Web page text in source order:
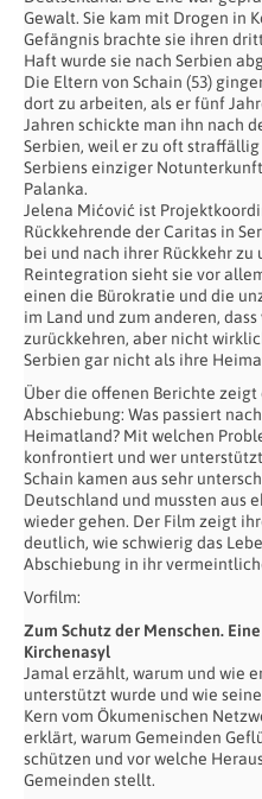
Gewalt. Sie kam mit Drogen in
Gefängnis brachte sie ihren
Haft wurde sie nach Serbien
Die Eltern von Schain (53)
dort zu arbeiten, als er fünf
Jahren schickte man ihn nach
Serbien, weil er zu oft
Serbiens einziger
Palanka.
Jelena Mićović ist
Rückkehrende der Caritas in
bei und nach ihrer Rückkehr zu
Reintegration sieht sie vor
einen die Bürokratie und die
im Land und zum anderen,
zurückkehren, aber nicht
Serbien gar nicht als ihre
Über die offenen Berichte zeigt
Abschiebung: Was passiert
Heimatland? Mit welchen
konfrontiert und wer
Schain kamen aus sehr
Deutschland und mussten aus
wieder gehen. Der Film zeigt
deutlich, wie schwierig das
Abschiebung in ihr
Vorfilm:
Zum Schutz der Menschen.
Kirchenasyl
Jamal erzählt, warum und wie
unterstützt wurde und wie
Kern vom Ökumenischen
erklärt, warum Gemeinden
schützen und vor welche
Gemeinden stellt.